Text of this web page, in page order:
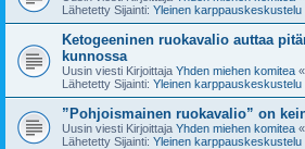
Lähetetty Sijainti: Yleinen karppauskeskustelu
Ketogeeninen ruokavalio auttaa
kunnossa
Uusin viesti Kirjoittaja Yhden miehen komitea «
Lähetetty Sijainti: Yleinen karppauskeskustelu
”Pohjoismainen ruokavalio” on
Uusin viesti Kirjoittaja Yhden miehen komitea «
Lähetetty Sijainti: Yleinen karppauskeskustelu